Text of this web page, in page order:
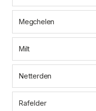
Megchelen
Milt
Netterden
Rafelder